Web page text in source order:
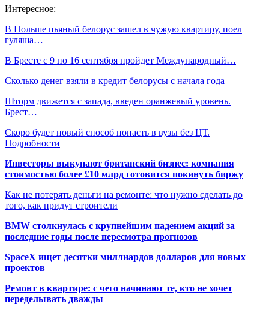
Интересное:
В Польше пьяный белорус зашел в чужую квартиру, поел
гуляша…
В Бресте с 9 по 16 сентября пройдет Международный…
Сколько денег взяли в кредит белорусы с начала года
Шторм движется с запада, введен оранжевый уровень.
Брест…
Скоро будет новый способ попасть в вузы без ЦТ.
Подробности
Инвесторы выкупают британский бизнес: компания
стоимостью более £10 млрд готовится покинуть биржу
Как не потерять деньги на ремонте: что нужно сделать до
того, как придут строители
BMW столкнулась с крупнейшим падением акций за
последние годы после пересмотра прогнозов
SpaceX ищет десятки миллиардов долларов для новых
проектов
Ремонт в квартире: с чего начинают те, кто не хочет
переделывать дважды